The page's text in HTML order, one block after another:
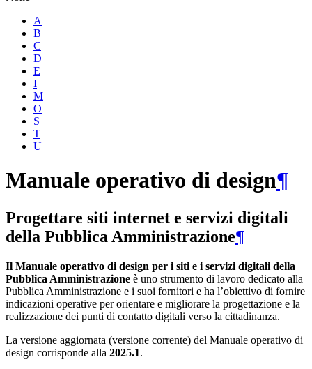
A
B
C
D
E
I
M
O
S
T
U
Manuale operativo di design¶
Progettare siti internet e servizi digitali
della Pubblica Amministrazione¶
Il Manuale operativo di design per i siti e i servizi digitali della
Pubblica Amministrazione è uno strumento di lavoro dedicato alla
Pubblica Amministrazione e i suoi fornitori e ha l’obiettivo di fornire
indicazioni operative per orientare e migliorare la progettazione e la
realizzazione dei punti di contatto digitali verso la cittadinanza.
La versione aggiornata (versione corrente) del Manuale operativo di
design corrisponde alla 2025.1.